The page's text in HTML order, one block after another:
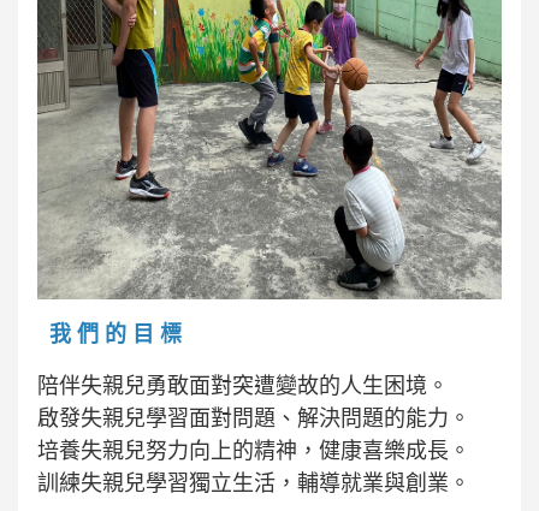
我 們 的 目 標
陪伴失親兒勇敢面對突遭變故的人生困境。
啟發失親兒學習面對問題、解決問題的能力。
培養失親兒努力向上的精神，健康喜樂成長。
訓練失親兒學習獨立生活，輔導就業與創業。